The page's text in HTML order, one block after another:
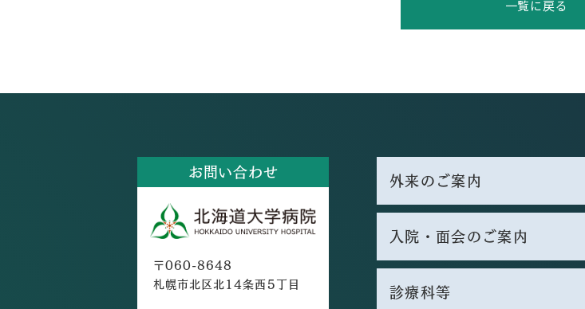
一覧に戻る
お問い合わせ
〒060-8648
札幌市北区北14条西5丁目
外来のご案内
入院・面会のご案内
診療科等